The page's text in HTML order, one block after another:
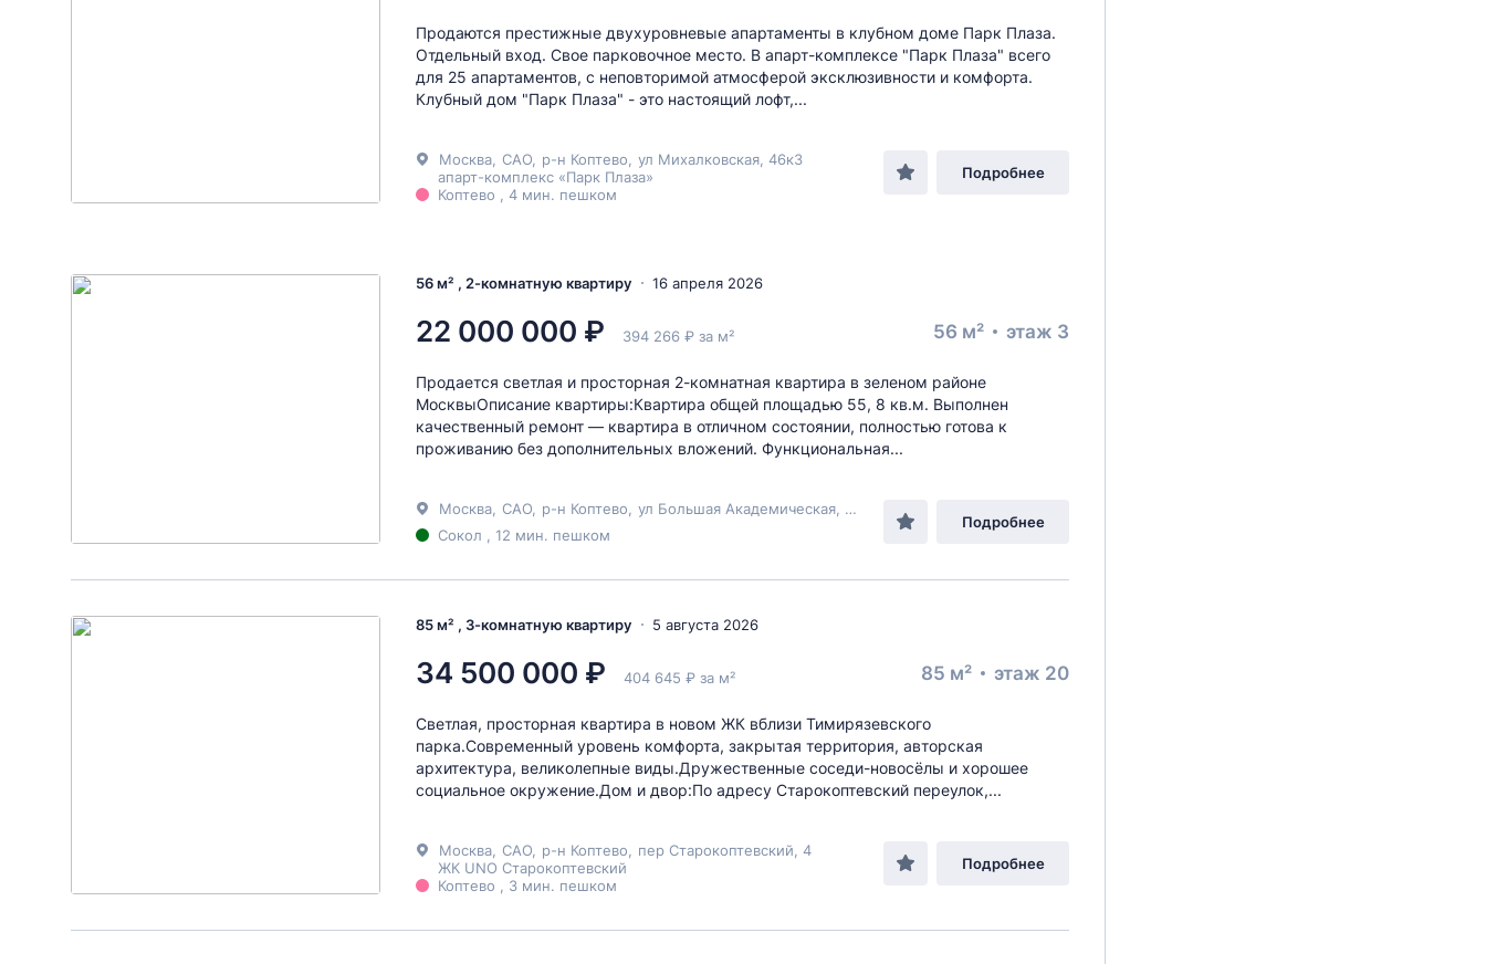
Продаются престижные двухуровневые апартаменты в клубном доме Парк Плаза.
Отдельный вход. Свое парковочное место. В апарт-комплексе "Парк Плаза" всего
для 25 апартаментов, с неповторимой атмосферой эксклюзивности и комфорта.
Клубный дом "Парк Плаза" - это настоящий лофт,...
Москва САО р-н Коптево ул Михалковская , 46к3
апарт-комплекс «Парк Плаза»
Коптево , 4 мин. пешком
Подробнее
56 м² , 2-комнатную квартиру 16 апреля 2026
22 000 000 ₽ 394 266 ₽ за м² 56 м² этаж 3
Продается светлая и просторная 2-комнатная квартира в зеленом районе
МосквыОписание квартиры:Квартира общей площадью 55, 8 кв.м. Выполнен
качественный ремонт — квартира в отличном состоянии, полностью готова к
проживанию без дополнительных вложений. Функциональная...
Москва САО р-н Коптево ул Большая Академическая
Сокол , 12 мин. пешком
Подробнее
85 м² , 3-комнатную квартиру 5 августа 2026
34 500 000 ₽ 404 645 ₽ за м² 85 м² этаж 20
Светлая, просторная квартира в новом ЖК вблизи Тимирязевского
парка.Современный уровень комфорта, закрытая территория, авторская
архитектура, великолепные виды.Дружественные соседи-новосёлы и хорошее
социальное окружение.Дом и двор:По адресу Старокоптевский переулок,...
Москва САО р-н Коптево пер Старокоптевский , 4
ЖК UNO Старокоптевский
Коптево , 3 мин. пешком
Подробнее